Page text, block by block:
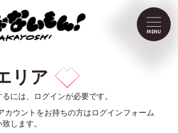
MENU
リア
には、ログインが必要です。
カウントをお持ちの方はログインフォーム
します。